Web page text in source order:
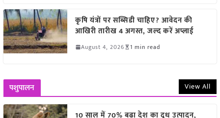
कृषि यंत्रों पर सब्सिडी चाहिए? आवेदन की
आखिरी तारीख 4 अगस्त, जल्द करें अप्लाई
August 4, 2026 1 min read
पशुपालन View All
10 साल में 70% बढ़ा देश का दूध उत्पादन,